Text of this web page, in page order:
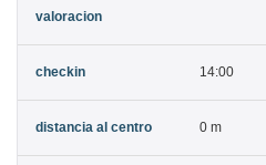
14:00
0 m